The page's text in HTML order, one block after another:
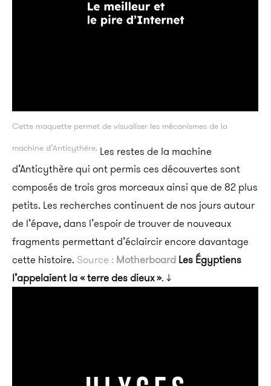
Cette maquette permet de visualiser les mécanismes de la
machine d’Anticythère. Les restes de la machine
d’Anticythère qui ont permis ces découvertes sont
composés de trois gros morceaux ainsi que de 82 plus
petits. Les recherches continuent de nos jours autour
de l’épave, dans l’espoir de trouver de nouveaux
fragments permettant d’éclaircir encore davantage
cette histoire. Source : Motherboard Les Égyptiens
l’appelaient la « terre des dieux ». ↓